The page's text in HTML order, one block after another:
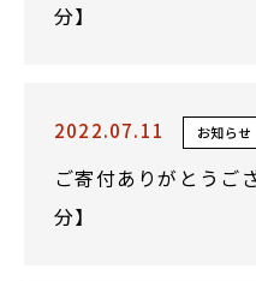
分】
2022.07.11 お知らせ
ご寄付ありがとうご
分】